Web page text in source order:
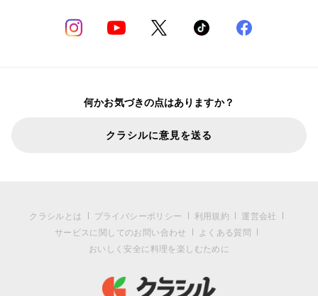
何かお気づきの点はありますか？
クラシルに意見を送る
クラシルとは プライバシーポリシー 利用規約
運営会社
サービスに関してのお問い合わせ
よくある質問
おいしく安全に料理を楽しむために